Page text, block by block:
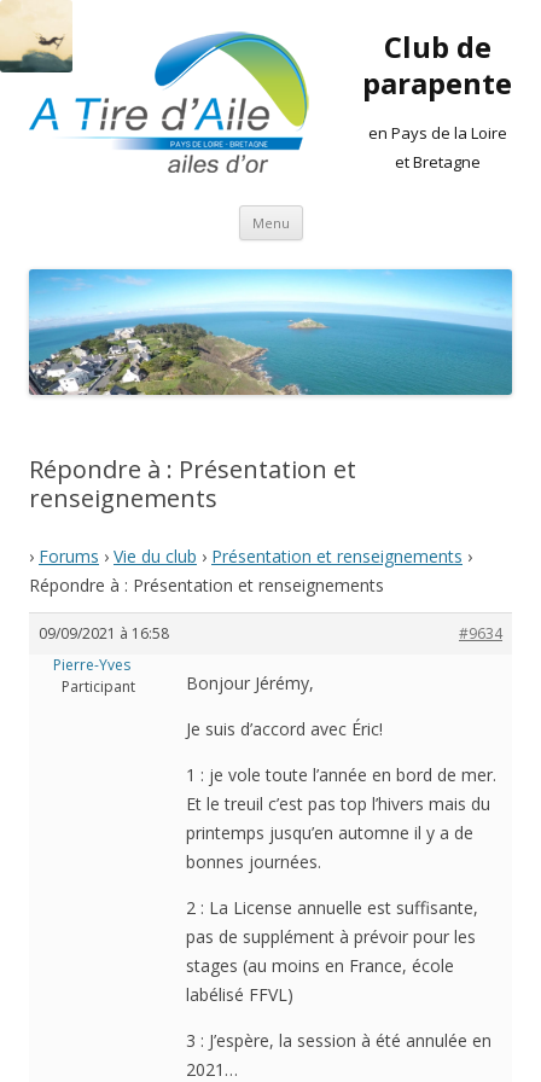
Club de
parapente
en Pays de la Loire
et Bretagne
Menu Aller
contenu
Répondre à : Présentation et
renseignements
› Forums › Vie du club › Présentation et renseignements ›
Répondre à : Présentation et renseignements
09/09/2021 à 16:58
#9634
Pierre-Yves
Participant
Bonjour Jérémy,
Je suis d’accord avec Éric!
1 : je vole toute l’année en bord de mer.
Et le treuil c’est pas top l’hivers mais du
printemps jusqu’en automne il y a de
bonnes journées.
2 : La License annuelle est suffisante,
pas de supplément à prévoir pour les
stages (au moins en France, école
labélisé FFVL)
3 : J’espère, la session à été annulée en
2021…